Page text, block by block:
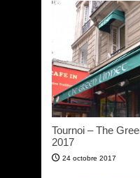
Tournoi – The
2017
24 octobre 2017